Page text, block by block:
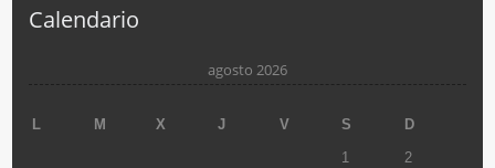
Calendario
agosto 2026
L M X J V S
D
1
2